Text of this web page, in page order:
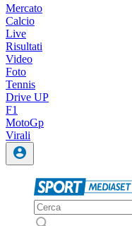
Mercato
Calcio
Live
Risultati
Video
Foto
Tennis
Drive UP
F1
MotoGp
Virali